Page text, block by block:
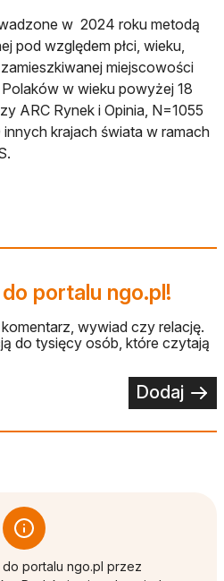
w 2024 roku metodą
pod względem płci, wieku,
miejscowości
w wieku powyżej 18
ARC Rynek i Opinia, N=1055
krajach świata w ramach
portalu ngo.pl!
wywiad czy relację.
do tysięcy osób, które czytają
Dodaj
do portalu ngo.pl przez